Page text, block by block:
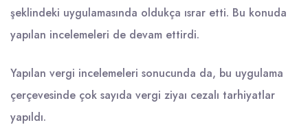
şeklindeki uygulamasında oldukça ısrar etti. Bu konuda
yapılan incelemeleri de devam ettirdi.
Yapılan vergi incelemeleri sonucunda da, bu uygulama
çerçevesinde çok sayıda vergi ziyaı cezalı tarhiyatlar
yapıldı.